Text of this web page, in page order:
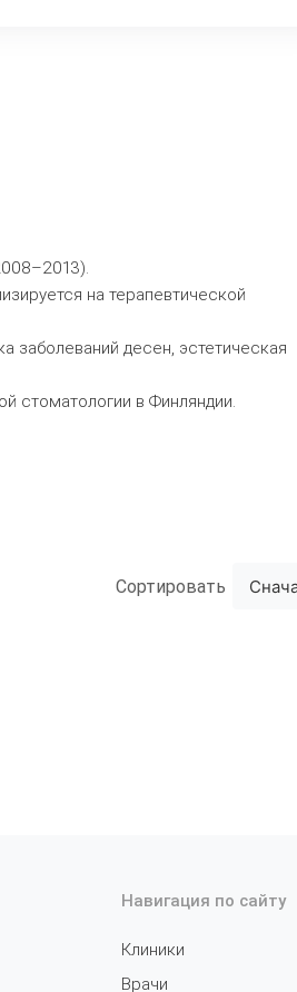
на терапевтической
заболеваний десен, эстетическая
стоматологии в Финляндии.
Сортировать
Навигация по сайту
Клиники
Врачи